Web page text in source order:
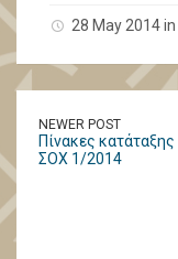
28 May 2014 in
NEWER POST
Πίνακες κατάταξης
ΣΟΧ 1/2014